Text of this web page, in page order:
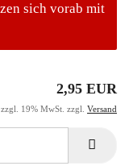
sich vorab mit
2,95 EUR
zzgl. 19% MwSt. zzgl. Versand